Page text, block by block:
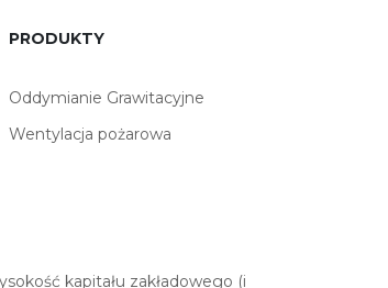
PRODUKTY
Oddymianie Grawitacyjne
Wentylacja pożarowa
kapitału zakładowego (i